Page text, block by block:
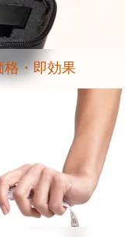
・即効果